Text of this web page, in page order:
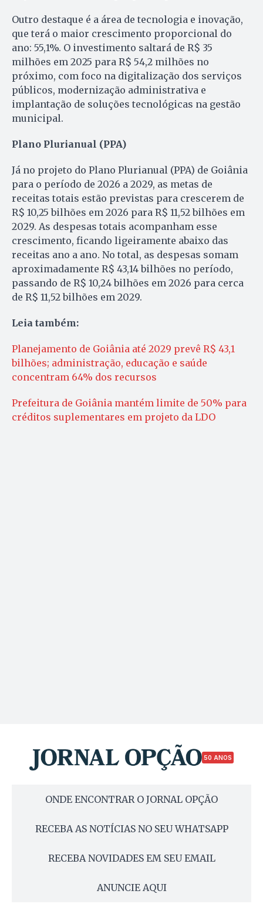
Outro destaque é a área de tecnologia e inovação,
que terá o maior crescimento proporcional do
ano: 55,1%. O investimento saltará de R$ 35
milhões em 2025 para R$ 54,2 milhões no
próximo, com foco na digitalização dos serviços
públicos, modernização administrativa e
implantação de soluções tecnológicas na gestão
municipal.
Plano Plurianual (PPA)
Já no projeto do Plano Plurianual (PPA) de Goiânia
para o período de 2026 a 2029, as metas de
receitas totais estão previstas para crescerem de
R$ 10,25 bilhões em 2026 para R$ 11,52 bilhões em
2029. As despesas totais acompanham esse
crescimento, ficando ligeiramente abaixo das
receitas ano a ano. No total, as despesas somam
aproximadamente R$ 43,14 bilhões no período,
passando de R$ 10,24 bilhões em 2026 para cerca
de R$ 11,52 bilhões em 2029.
Leia também:
Planejamento de Goiânia até 2029 prevê R$ 43,1
bilhões; administração, educação e saúde
concentram 64% dos recursos
Prefeitura de Goiânia mantém limite de 50% para
créditos suplementares em projeto da LDO
50 ANOS
ONDE ENCONTRAR O JORNAL OPÇÃO
RECEBA AS NOTÍCIAS NO SEU WHATSAPP
RECEBA NOVIDADES EM SEU EMAIL
ANUNCIE AQUI